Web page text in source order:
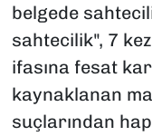
belgede
sahtecilik", 7
ifasına fesat
kaynaklanan
suçlarından